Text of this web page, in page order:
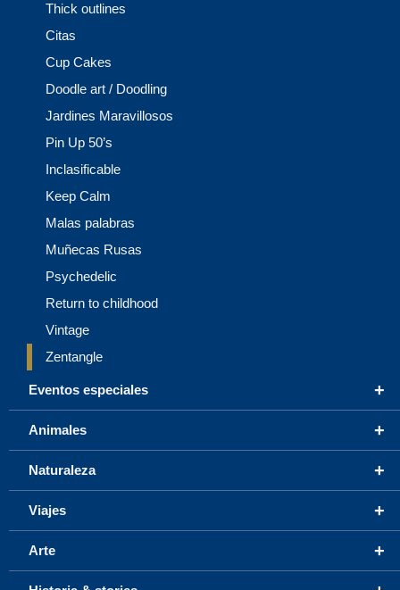
Thick outlines
Citas
Cup Cakes
Doodle art / Doodling
Jardines Maravillosos
Pin Up 50’s
Inclasificable
Keep Calm
Malas palabras
Muñecas Rusas
Psychedelic
Return to childhood
Vintage
Zentangle
+
Eventos especiales
+
Animales
+
Naturaleza
+
Viajes
+
Arte